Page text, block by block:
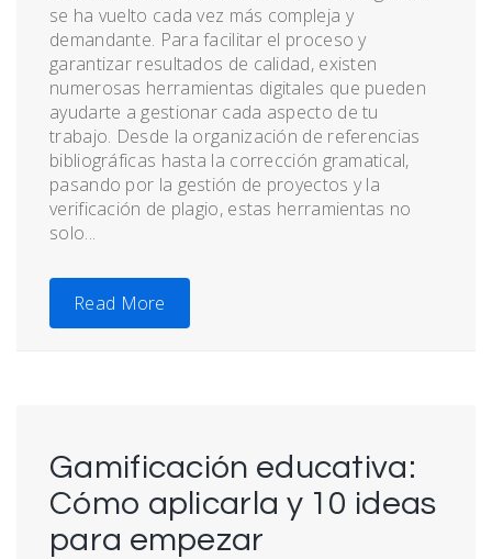
se ha vuelto cada vez más compleja y
demandante. Para facilitar el proceso y
garantizar resultados de calidad, existen
numerosas herramientas digitales que pueden
ayudarte a gestionar cada aspecto de tu
trabajo. Desde la organización de referencias
bibliográficas hasta la corrección gramatical,
pasando por la gestión de proyectos y la
verificación de plagio, estas herramientas no
solo...
Read More
Gamificación educativa:
Cómo aplicarla y 10 ideas
para empezar